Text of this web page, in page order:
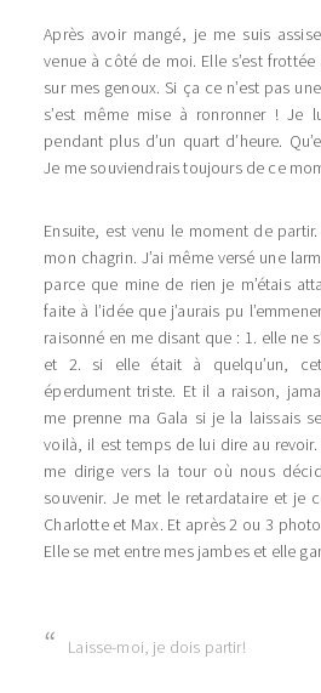
Après avoir mangé, je me suis
venue à côté de moi. Elle s’est
sur mes genoux. Si ça ce n’est pas
s’est même mise à ronronner ! Je
pendant plus d’un quart d’heure.
Je me souviendrais toujours de ce
Ensuite, est venu le moment de
mon chagrin. J’ai même versé une
parce que mine de rien je m’étais
faite à l’idée que j’aurais pu
raisonné en me disant que : 1. elle ne
et 2. si elle était à quelqu’un,
éperdument triste. Et il a raison,
me prenne ma Gala si je la laissais
voilà, il est temps de lui dire au
me dirige vers la tour où nous
souvenir. Je met le retardataire et je
Charlotte et Max. Et après 2 ou 3
Elle se met entre mes jambes et elle
Laisse-moi, je dois partir!